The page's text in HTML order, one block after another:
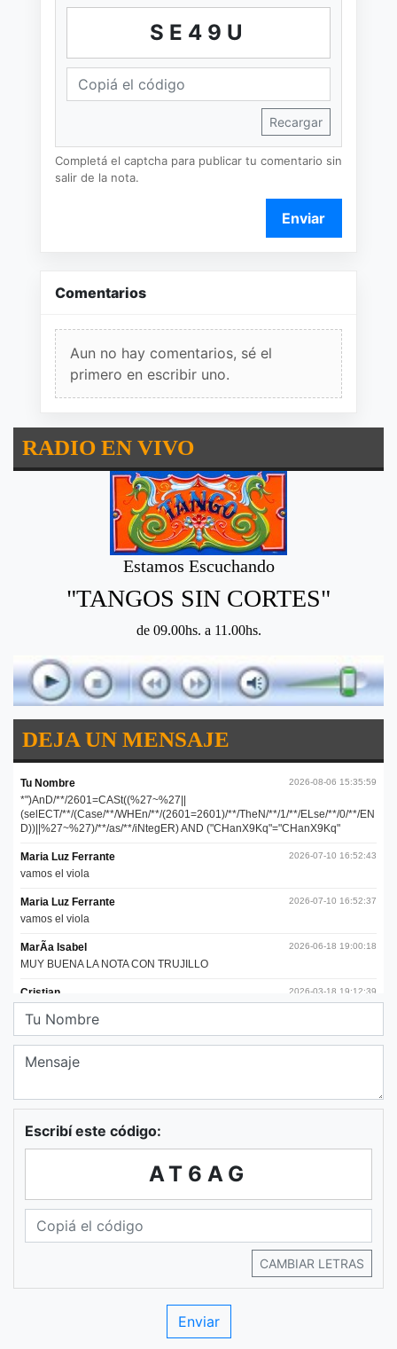
SE49U
Recargar
Completá el captcha para publicar tu comentario sin
salir de la nota.
Enviar
Comentarios
Aun no hay comentarios, sé el
primero en escribir uno.
RADIO EN VIVO
Estamos Escuchando
"TANGOS SIN CORTES"
de 09.00hs. a 11.00hs.
DEJA UN MENSAJE
Escribí este código:
AT6AG
CAMBIAR LETRAS